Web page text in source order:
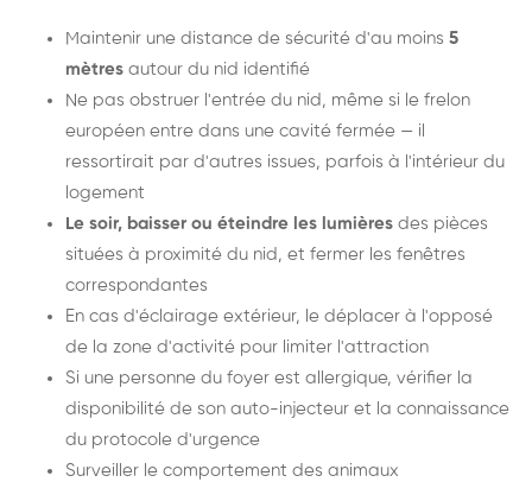
Maintenir une distance de sécurité d'au moins 5
mètres autour du nid identifié
Ne pas obstruer l'entrée du nid, même si le frelon
européen entre dans une cavité fermée — il
ressortirait par d'autres issues, parfois à l'intérieur du
logement
Le soir, baisser ou éteindre les lumières des pièces
situées à proximité du nid, et fermer les fenêtres
correspondantes
En cas d'éclairage extérieur, le déplacer à l'opposé
de la zone d'activité pour limiter l'attraction
Si une personne du foyer est allergique, vérifier la
disponibilité de son auto-injecteur et la connaissance
du protocole d'urgence
Surveiller le comportement des animaux